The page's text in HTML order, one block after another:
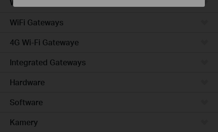
Wired Gateways
WiFi Gateways
4G Wi-Fi Gatewaye
Integrated Gateways
Hardware
Software
Kamery